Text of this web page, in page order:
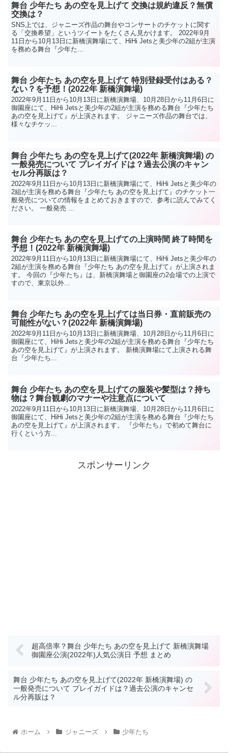
舞台 少年たち あの空を見上げて 交換は規約違反？無償
交換は？
SNS上では、ジャニーズ作品の舞台やコンサートのチケットに関す
る「交換希望」というツイートをたくさん見かけます。 2022年9月
11日から10月13日に新橋演舞場にて、HiHi Jetsと美少年の2組が主演
を務める舞台『少年た...
舞台 少年たち あの空を見上げて 特別登録受付はある？
ない？を予想！(2022年 新橋演舞場)
2022年9月11日から10月13日に新橋演舞場、10月28日から11月6日に
御園座にて、HiHi Jetsと美少年の2組が主演を務める舞台『少年たち
あの空を見上げて』が上演されます。 ジャニーズ作品の舞台では、
様々なチケッ...
舞台 少年たち あの空を見上げて(2022年 新橋演舞場) の
一般発売について プレイガイドは？過去公演のキャン
セル分再販は？
2022年9月11日から10月13日に新橋演舞場にて、HiHi Jetsと美少年の
2組が主演を務める舞台『少年たち あの空を見上げて』のチケット一
般発売についての情報をまとめておきますので、参考に読んでみてく
ださい。 一般発売 ...
舞台 少年たち あの空を見上げての上演時間 終了時間を
予想！(2022年 新橋演舞場)
2022年9月11日から10月13日に新橋演舞場にて、HiHi Jetsと美少年の
2組が主演を務める舞台『少年たち あの空を見上げて』が上演されま
す。 今回の『少年たち』は、新橋演舞場と御園座の2会場での上演で
すので、東京以外...
舞台 少年たち あの空を見上げては当日券・直前販売の
可能性がない？(2022年 新橋演舞場)
2022年9月11日から10月13日に新橋演舞場、10月28日から11月6日に
御園座にて、HiHi Jetsと美少年の2組が主演を務める舞台『少年たち
あの空を見上げて』が上演されます。 新橋演舞場にて上演される舞
台『少年たち...
舞台 少年たち あの空を見上げての服装や髪型は？持ち
物は？舞台観劇のマナーや注意点について
2022年9月11日から10月13日に新橋演舞場、10月28日から11月6日に
御園座にて、HiHi Jetsと美少年の2組が主演を務める舞台『少年たち
あの空を見上げて』が上演されます。 『少年たち』で初めて舞台に
行くという方...
スポンサーリンク
超高倍率？舞台 少年たち あの空を見上げて 新橋演舞場
御園座公演(2022年)人気公演日 予想 まとめ
舞台 少年たち あの空を見上げて(2022年 新橋演舞場) の
一般発売について プレイガイドは？過去公演のキャンセ
ル分再販は？
ホーム ジャニーズ 少年たち